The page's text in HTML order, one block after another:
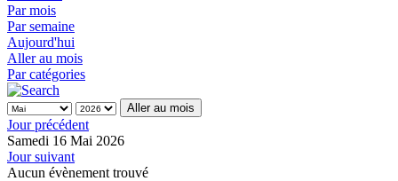
Par mois
Par semaine
Aujourd'hui
Aller au mois
Par catégories
Aller au mois
Jour précédent
Samedi 16 Mai 2026
Jour suivant
Aucun évènement trouvé